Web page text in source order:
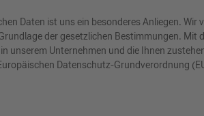
Daten ist uns ein besonderes Anliegen.
der gesetzlichen Bestimmungen. Mit
unserem Unternehmen und die Ihnen
Datenschutz-Grundverordnung